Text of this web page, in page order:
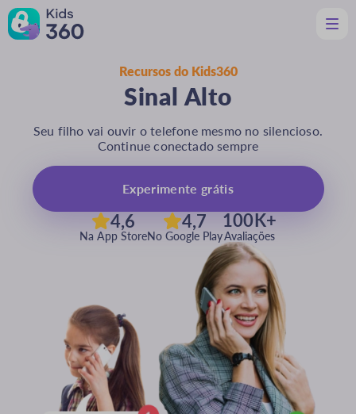
Útil para pais e mães
Baixar
Pt
Recursos do Kids360
Sinal Alto
Seu filho vai ouvir o telefone mesmo no silencioso.
Continue conectado sempre
Experimente grátis
4,6
Na App Store
4,7
No Google Play
100K+
Avaliações